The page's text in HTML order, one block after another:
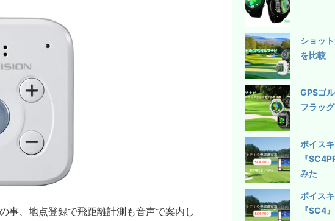
事、地点登録で飛距離計測も音声で案内し
ショッ
を比較
GPSゴ
フラッ
ボイス
『
みた
ボイス
『SC4